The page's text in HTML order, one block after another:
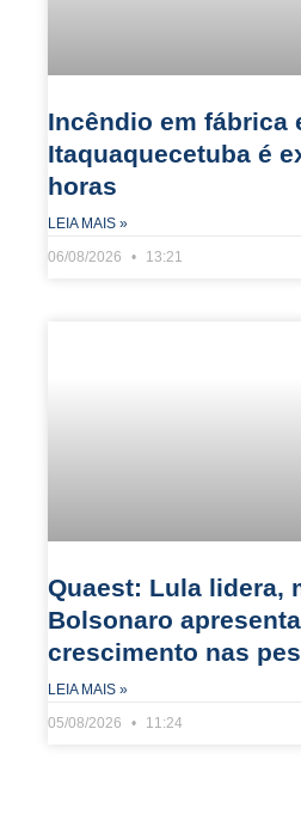
Incêndio em fábrica
Itaquaquecetuba é
horas
LEIA MAIS »
06/08/2026
13:21
Quaest: Lula lidera,
Bolsonaro
crescimento nas
LEIA MAIS »
05/08/2026
11:24